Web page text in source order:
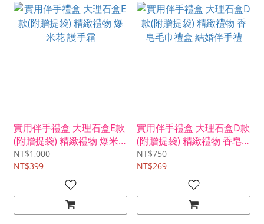
實用伴手禮盒 大理石盒E款
(附贈提袋) 精緻禮物 爆米
花 護手霜
NT$1,000
NT$399
實用伴手禮盒 大理石盒D款
(附贈提袋) 精緻禮物 香皂
毛巾禮盒 結婚伴手禮
NT$750
NT$269